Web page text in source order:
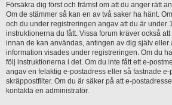
Försäkra dig först och främst om att du anger rätt
Om de stämmer så kan en av två saker ha hänt.
och du under registreringen angav att du är under
instruktionerna du fått. Vissa forum kräver också
innan de kan användas, antingen av dig själv eller
information visades under registreringen. Om du
följ instruktionerna i det. Om du inte fått ett e-
angav en felaktig e-postadress eller så fastnade
skräppostfilter. Om du är säker på att e-
kontakta en administratör.